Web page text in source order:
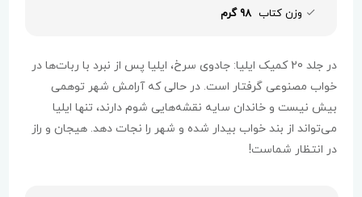
وزن کتاب 98 گرم
در جلد 20 کمیک ایلیا: جادوی سرخ، ایلیا پس از نبرد با ربات‌ها در
خواب مصنوعی گرفتار است. در حالی که آرامش شهر توهمی
بیش نیست و خاندان سایه نقشه‌هایی شوم دارند، تنها ایلیا
می‌تواند از بند خواب بیدار شده و شهر را نجات دهد. هیجان و راز
در انتظار شماست!